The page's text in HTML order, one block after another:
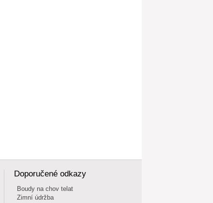
Doporučené odkazy
Boudy na chov telat
Zimní údržba